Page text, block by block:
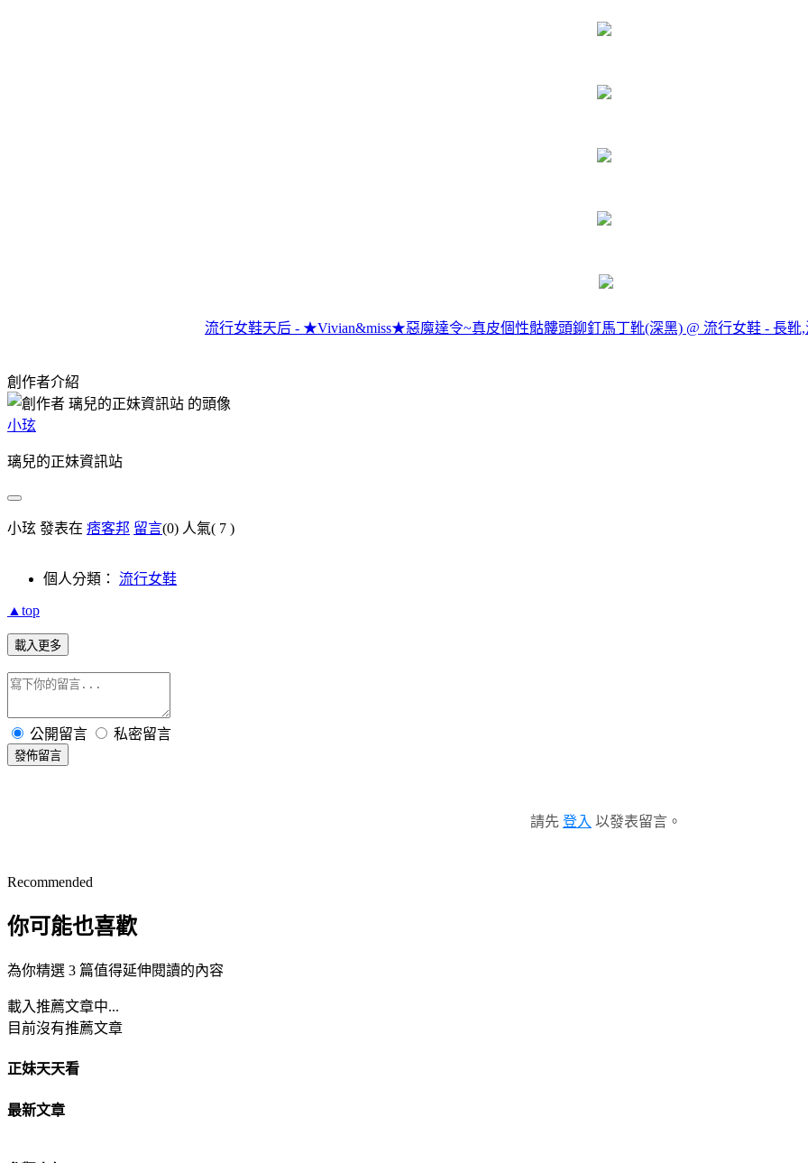
流行女鞋天后 - ★Vivian&miss★惡魔達令~真皮個性骷髏頭鉚釘馬丁靴(深黑) @ 流行女鞋 - 長靴
創作者介紹
小玹
璃兒的正妹資訊站
小玹 發表在 痞客邦 留言(0) 人氣( 7 )
個人分類： 流行女鞋
▲top
載入更多
公開留言 私密留言
發佈留言
請先 登入 以發表留言。
Recommended
你可能也喜歡
為你精選 3 篇值得延伸閱讀的內容
載入推薦文章中...
目前沒有推薦文章
正妹天天看
最新文章